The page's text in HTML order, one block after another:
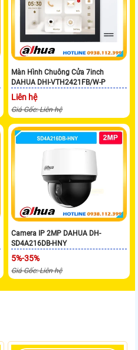
Màn Hình Chuông Cửa 7inch
DAHUA DHI-VTH2421FB/W-P
Liên hệ
Giá Gốc: Liên hệ
Camera IP 2MP DAHUA DH-
SD4A216DB-HNY
5%-35%
Giá Gốc: Liên hệ